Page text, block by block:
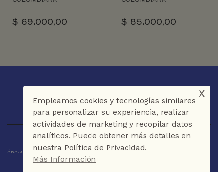
$ 69.000,00 $ 85.000,00
ÁBACO LIBROS Y CAFÉ © 2025 CARTAGENA DE INDIAS - COLOMBIA
Empleamos cookies y tecnologías similares
para personalizar su experiencia, realizar
actividades de marketing y recopilar datos
analíticos. Puede obtener más detalles en
nuestra Política de Privacidad.
Más Información
x